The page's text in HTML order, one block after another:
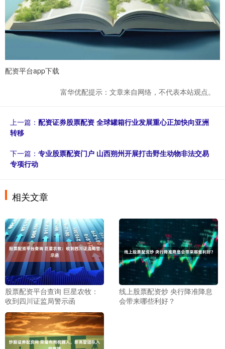
配资平台app下载
富华优配提示：文章来自网络，不代表本站观点。
上一篇： 配资证券股票配资 全球罐箱行业发展重心正加快向亚洲
转移
下一篇： 专业股票配资门户 山西朔州开展打击野生动物非法交易
专项行动
相关文章
股票配资平台查询 巨星农牧：
收到四川证监局警示函
线上股票配资炒 央行降准降息
会带来哪些利好？